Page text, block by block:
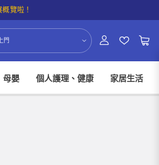
覽啦！
門
母嬰 個人護理、健康 家居生活